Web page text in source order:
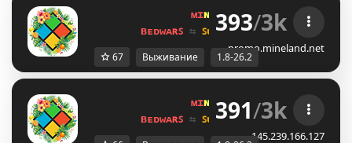
ᴍɪɴᴇ ʟᴀɴᴅ ɴᴇᴛᴡᴏʀᴋ ☀
ʙᴇᴅᴡᴀʀꜱ ⇆ ꜱᴜʀᴠɪᴠᴀʟ ꜱᴍᴘ ⇆ ꜱᴋʏʙʟᴏᴄᴋ
393/3k
promo.mineland.net
67 Выживание 1.8-26.2
ᴍɪɴᴇ ʟᴀɴᴅ ɴᴇᴛᴡᴏʀᴋ ☀
ʙᴇᴅᴡᴀʀꜱ ⇆ ꜱᴜʀᴠɪᴠᴀʟ ꜱᴍᴘ ⇆ ꜱᴋʏʙʟᴏᴄᴋ
391/3k
145.239.166.127